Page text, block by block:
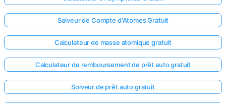
Solveur de Compte d'Atomes Gratuit
Calculateur de masse atomique gratuit
Calculateur de remboursement de prêt auto gratuit
Solveur de prêt auto gratuit